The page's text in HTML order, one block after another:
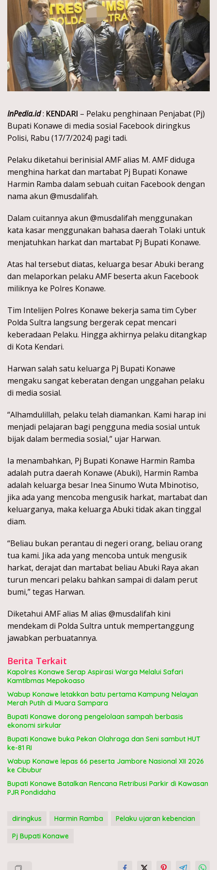
InPedia.id: KENDARI – Pelaku penghinaan Penjabat (Pj)
Bupati Konawe di media sosial Facebook diringkus
Polisi, Rabu (17/7/2024) pagi tadi.
Pelaku diketahui berinisial AMF alias M. AMF diduga
menghina harkat dan martabat Pj Bupati Konawe
Harmin Ramba dalam sebuah cuitan Facebook dengan
nama akun @musdalifah.
Dalam cuitannya akun @musdalifah menggunakan
kata kasar menggunakan bahasa daerah Tolaki untuk
menjatuhkan harkat dan martabat Pj Bupati Konawe.
Atas hal tersebut diatas, keluarga besar Abuki berang
dan melaporkan pelaku AMF beserta akun Facebook
miliknya ke Polres Konawe.
Tim Intelijen Polres Konawe bekerja sama tim Cyber
Polda Sultra langsung bergerak cepat mencari
keberadaan Pelaku. Hingga akhirnya pelaku ditangkap
di Kota Kendari.
Harwan salah satu keluarga Pj Bupati Konawe
mengaku sangat keberatan dengan unggahan pelaku
di media sosial.
“Alhamdulillah, pelaku telah diamankan. Kami harap ini
menjadi pelajaran bagi pengguna media sosial untuk
bijak dalam bermedia sosial,” ujar Harwan.
Ia menambahkan, Pj Bupati Konawe Harmin Ramba
adalah putra daerah Konawe (Abuki), Harmin Ramba
adalah keluarga besar Inea Sinumo Wuta Mbinotiso,
jika ada yang mencoba mengusik harkat, martabat dan
keluarganya, maka keluarga Abuki tidak akan tinggal
diam.
“Beliau bukan perantau di negeri orang, beliau orang
tua kami. Jika ada yang mencoba untuk mengusik
harkat, derajat dan martabat beliau Abuki Raya akan
turun mencari pelaku bahkan sampai di dalam perut
bumi,” tegas Harwan.
Diketahui AMF alias M alias @musdalifah kini
mendekam di Polda Sultra untuk mempertanggung
jawabkan perbuatannya.
Berita Terkait
Kapolres Konawe Serap Aspirasi Warga Melalui Safari
Kamtibmas Mepokoaso
Wabup Konawe letakkan batu pertama Kampung Nelayan
Merah Putih di Muara Sampara
Bupati Konawe dorong pengelolaan sampah berbasis
ekonomi sirkular
Bupati Konawe buka Pekan Olahraga dan Seni sambut HUT
ke-81 RI
Wabup Konawe lepas 66 peserta Jambore Nasional XII 2026
ke Cibubur
Bupati Konawe Batalkan Rencana Retribusi Parkir di Kawasan
PJR Pondidaha
diringkus Harmin Ramba
Pelaku ujaran kebencian
Pj Bupati Konawe